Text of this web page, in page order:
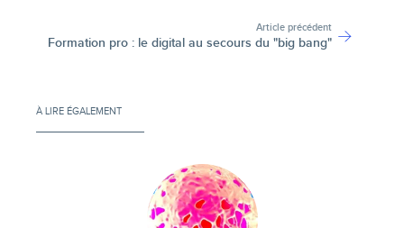
Article précédent
Formation pro : le digital au secours du "big bang"
À LIRE ÉGALEMENT